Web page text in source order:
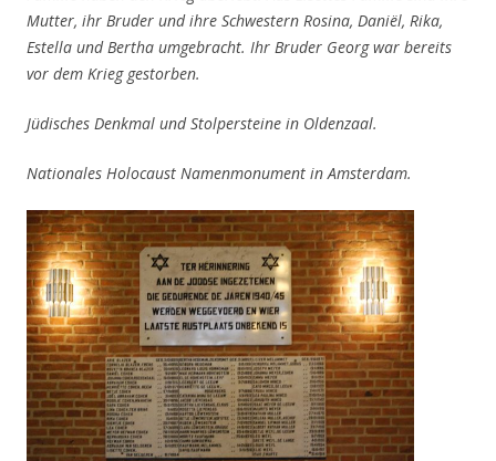
Mutter, ihr Bruder und ihre Schwestern Rosina, Daniël, Rika,
Estella und Bertha umgebracht. Ihr Bruder Georg war bereits
vor dem Krieg gestorben.
Jüdisches Denkmal und Stolpersteine ​​in Oldenzaal.
Nationales Holocaust Namenmonument in Amsterdam.